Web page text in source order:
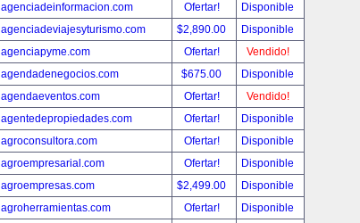
agenciadeinformacion.com
Ofertar!
Disponible
agenciadeviajesyturismo.com
$2,890.00
Disponible
agenciapyme.com
Ofertar!
Vendido!
agendadenegocios.com
$675.00
Disponible
agendaeventos.com
Ofertar!
Vendido!
agentedepropiedades.com
Ofertar!
Disponible
agroconsultora.com
Ofertar!
Disponible
agroempresarial.com
Ofertar!
Disponible
agroempresas.com
$2,499.00
Disponible
agroherramientas.com
Ofertar!
Disponible